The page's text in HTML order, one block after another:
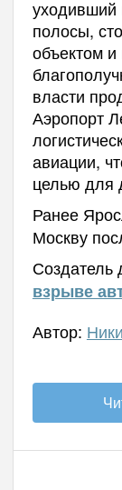
уходивший
полосы,
объектом
власти
Аэропорт
авиации,
целью для
Ранее
Москву
Создатель
взрыве
Автор: